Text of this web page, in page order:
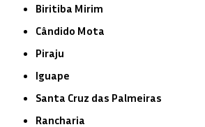
Biritiba Mirim
Cândido Mota
Piraju
Iguape
Santa Cruz das Palmeiras
Rancharia